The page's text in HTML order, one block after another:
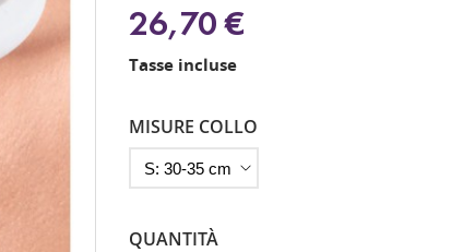
26,70 €
Tasse incluse
MISURE COLLO
QUANTITÀ